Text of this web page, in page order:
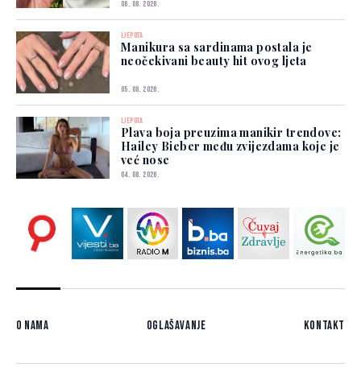
06. 08. 2026.
LJEPOTA
Manikura sa sardinama postala je
neočekivani beauty hit ovog ljeta
05. 08. 2026.
LJEPOTA
Plava boja preuzima manikir trendove:
Hailey Bieber među zvijezdama koje je
već nose
04. 08. 2026.
O nama Oglašavanje Kontakt